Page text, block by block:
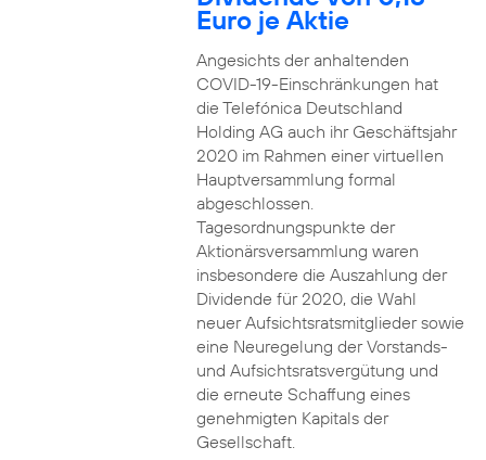
Euro je Aktie
Angesichts der anhaltenden
COVID-19-Einschränkungen hat
die Telefónica Deutschland
Holding AG auch ihr Geschäftsjahr
2020 im Rahmen einer virtuellen
Hauptversammlung formal
abgeschlossen.
Tagesordnungspunkte der
Aktionärsversammlung waren
insbesondere die Auszahlung der
Dividende für 2020, die Wahl
neuer Aufsichtsratsmitglieder sowie
eine Neuregelung der Vorstands-
und Aufsichtsratsvergütung und
die erneute Schaffung eines
genehmigten Kapitals der
Gesellschaft.